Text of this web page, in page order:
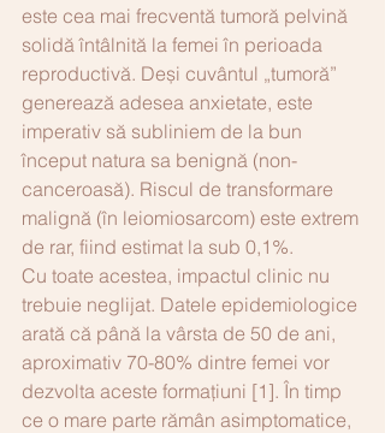
este cea mai frecventă tumoră pelvină
solidă întâlnită la femei în perioada
reproductivă. Deși cuvântul „tumoră”
generează adesea anxietate, este
imperativ să subliniem de la bun
început natura sa benignă (non-
canceroasă). Riscul de transformare
malignă (în leiomiosarcom) este extrem
de rar, fiind estimat la sub 0,1%.
Cu toate acestea, impactul clinic nu
trebuie neglijat. Datele epidemiologice
arată că până la vârsta de 50 de ani,
aproximativ 70-80% dintre femei vor
dezvolta aceste formațiuni [1]. În timp
ce o mare parte rămân asimptomatice,